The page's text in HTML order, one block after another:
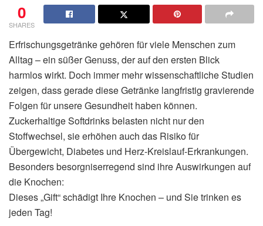
0
SHARES
Erfrischungsgetränke gehören für viele Menschen zum
Alltag – ein süßer Genuss, der auf den ersten Blick
harmlos wirkt. Doch immer mehr wissenschaftliche Studien
zeigen, dass gerade diese Getränke langfristig gravierende
Folgen für unsere Gesundheit haben können.
Zuckerhaltige Softdrinks belasten nicht nur den
Stoffwechsel, sie erhöhen auch das Risiko für
Übergewicht, Diabetes und Herz-Kreislauf-Erkrankungen.
Besonders besorgniserregend sind ihre Auswirkungen auf
die Knochen:
Dieses „Gift“ schädigt Ihre Knochen – und Sie trinken es
jeden Tag!